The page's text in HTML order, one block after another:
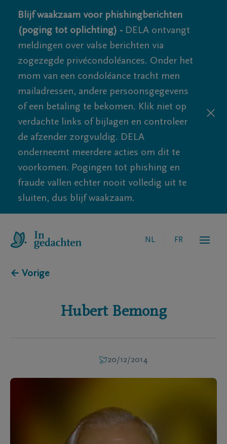
Blijf waakzaam voor phishingberichten
(poging tot oplichting) - DELA ontvangt
meldingen over valse berichten via
zogezegde privécondoléances. Onder het
mom van een condoléance tracht men
mailadressen, andere persoonsgegevens
of een betaling te bekomen. Klik niet op
verdachte links of bijlagen en controleer
de afzender zorgvuldig. DELA
onderneemt meerdere acties om dit te
voorkomen. Pogingen tot phishing en
fraude vallen echter nooit volledig uit te
sluiten, dus blijf waakzaam.
NL FR
← Vorige
Hubert Bemong
20/12/2014